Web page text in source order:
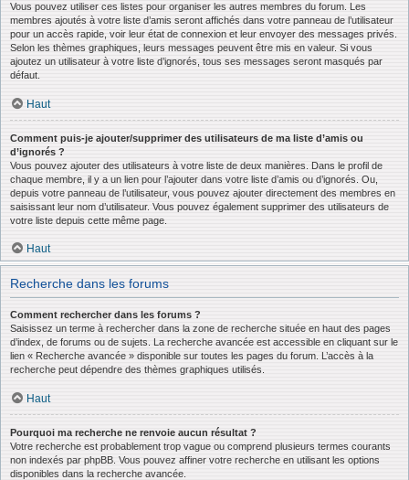
Vous pouvez utiliser ces listes pour organiser les autres membres du forum. Les
membres ajoutés à votre liste d’amis seront affichés dans votre panneau de l’utilisateur
pour un accès rapide, voir leur état de connexion et leur envoyer des messages privés.
Selon les thèmes graphiques, leurs messages peuvent être mis en valeur. Si vous
ajoutez un utilisateur à votre liste d’ignorés, tous ses messages seront masqués par
défaut.
Haut
Comment puis-je ajouter/supprimer des utilisateurs de ma liste d’amis ou
d’ignorés ?
Vous pouvez ajouter des utilisateurs à votre liste de deux manières. Dans le profil de
chaque membre, il y a un lien pour l’ajouter dans votre liste d’amis ou d’ignorés. Ou,
depuis votre panneau de l’utilisateur, vous pouvez ajouter directement des membres en
saisissant leur nom d’utilisateur. Vous pouvez également supprimer des utilisateurs de
votre liste depuis cette même page.
Haut
Recherche dans les forums
Comment rechercher dans les forums ?
Saisissez un terme à rechercher dans la zone de recherche située en haut des pages
d’index, de forums ou de sujets. La recherche avancée est accessible en cliquant sur le
lien « Recherche avancée » disponible sur toutes les pages du forum. L’accès à la
recherche peut dépendre des thèmes graphiques utilisés.
Haut
Pourquoi ma recherche ne renvoie aucun résultat ?
Votre recherche est probablement trop vague ou comprend plusieurs termes courants
non indexés par phpBB. Vous pouvez affiner votre recherche en utilisant les options
disponibles dans la recherche avancée.